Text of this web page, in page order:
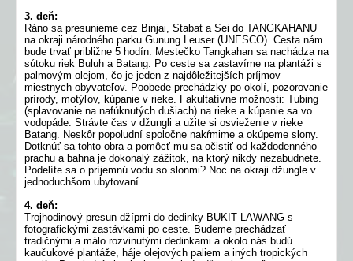
3. deň:
Ráno sa presunieme cez Binjai, Stabat a Sei do TANGKAHANU
na okraji národného parku Gunung Leuser (UNESCO). Cesta nám
bude trvať približne 5 hodín. Mestečko Tangkahan sa nachádza na
sútoku riek Buluh a Batang. Po ceste sa zastavíme na plantáži s
palmovým olejom, čo je jeden z najdôležitejších príjmov
miestnych obyvateľov. Poobede prechádzky po okolí, pozorovanie
prírody, motýľov, kúpanie v rieke. Fakultatívne možnosti: Tubing
(splavovanie na nafúknutých dušiach) na rieke a kúpanie sa vo
vodopáde. Strávte čas v džungli a užite si osvieženie v rieke
Batang. Neskôr popoludní spoločne nakŕmime a okúpeme slony.
Dotknúť sa tohto obra a pomôcť mu sa očistiť od každodenného
prachu a bahna je dokonalý zážitok, na ktorý nikdy nezabudnete.
Podelíte sa o príjemnú vodu so slonmi? Noc na okraji džungle v
jednoduchšom ubytovaní.
4. deň:
Trojhodinový presun džípmi do dedinky BUKIT LAWANG s
fotografickými zastávkami po ceste. Budeme prechádzať
tradičnými a málo rozvinutými dedinkami a okolo nás budú
kaučukové plantáže, háje olejových paliem a iných tropických